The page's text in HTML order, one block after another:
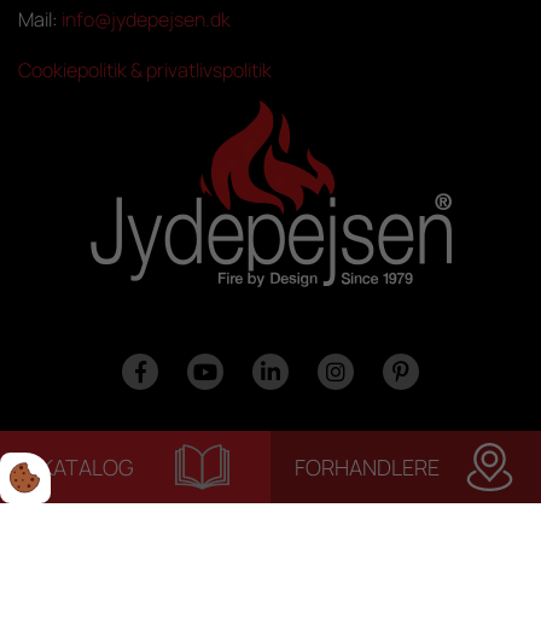
KATALOG FORHANDLERE
Mail: info@jydepejsen.dk
Cookiepolitik & privatlivspolitik